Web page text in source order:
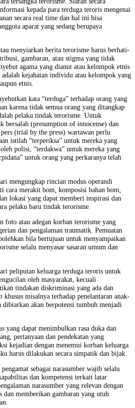
kepada para terduga teroris mengenai
secara real time dan hal ini bisa
aparat yang sedang berupaya
menyiarkan berita terorisme harus berhati-
gambaran, atau stigma yang tidak
agama yang dianut atau kelompok etnis
kejahatan individu atau kelompok yang
etnis.
kata “terduga” terhadap orang yang
karena tidak semua orang yang ditangkap
pelaku tindak terorisme. Untuk
bersalah (presumption of innocense) dan
(trial by the press) wartawan perlu
istilah “terperiksa” untuk mereka yang
polisi, “terdakwa” untuk mereka yang
untuk orang yang perkaranya telah
mengungkap rincian modus operandi
cara merakit bom, komposisi bahan bom,
lokasi yang dapat memberi inspirasi dan
pelaku baru tindak terorisme.
foto atau adegan korban terorisme yang
dan pengalaman traumatik. Pemuatan
bila bertujuan untuk menyampaikan
selalu menyasar sasaran umum dan
peliputan keluarga terduga teroris untuk
oleh masyarakat, kecuali
tindakan diskriminasi yang ada dan
khusus misalnya terhadap penelantaran anak-
akan berpotensi tumbuh menjadi
yang dapat menimbulkan rasa duka dan
pertanyaan dan pendekatan yang
kejadian dengan menemui korban keluarga
harus dilakukan secara simpatik dan bijak.
sebagai narasumber wajib selalu
dan kompetensi terkait latar
narasumber yang relevan dengan
dan memberikan gambaran yang utuh